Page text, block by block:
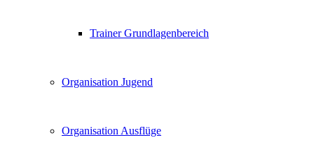
Trainer Grundlagenbereich
Organisation Jugend
Organisation Ausflüge